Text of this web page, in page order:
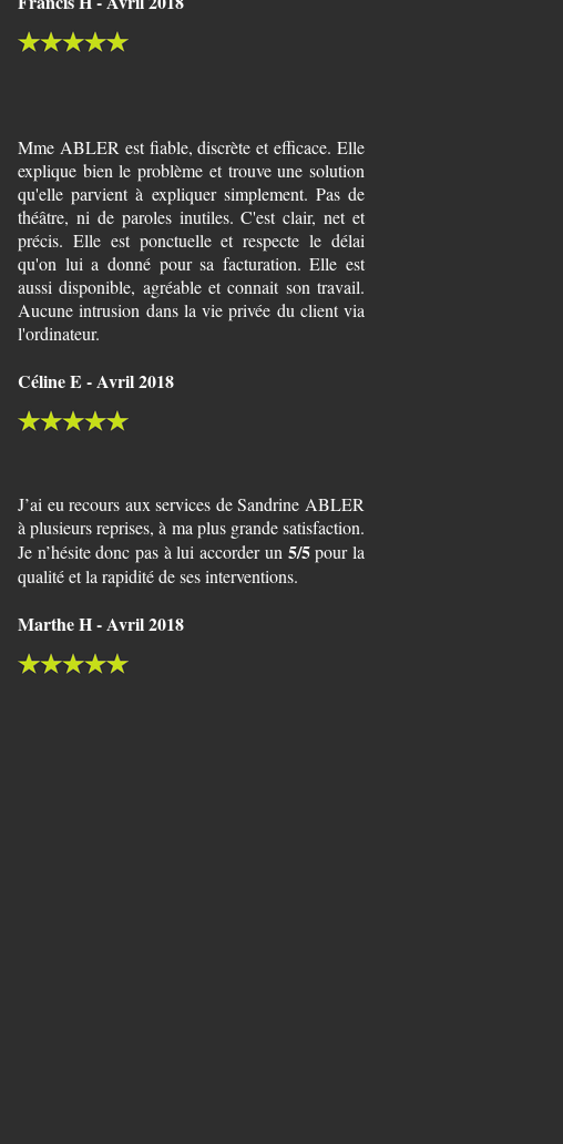
Mme ABLER est fiable, discrète et efficace. Elle
explique bien le problème et trouve une solution
qu'elle parvient à expliquer simplement. Pas de
théâtre, ni de paroles inutiles. C'est clair, net et
précis. Elle est ponctuelle et respecte le délai
qu'on lui a donné pour sa facturation. Elle est
aussi disponible, agréable et connait son travail.
Aucune intrusion dans la vie privée du client via
l'ordinateur.
Céline E - Avril 2018
J’ai eu recours aux services de Sandrine ABLER
à plusieurs reprises, à ma plus grande satisfaction.
Je n’hésite donc pas à lui accorder un 5/5pour la
qualité et la rapidité de ses interventions.
Marthe H - Avril 2018